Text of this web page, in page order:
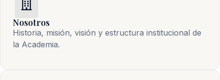
Nosotros
Historia, misión, visión y estructura institucional de
la Academia.